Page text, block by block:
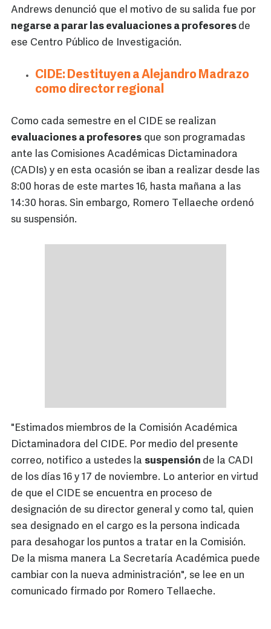
Andrews denunció que el motivo de su salida fue por
negarse a parar las evaluaciones a profesores de
ese Centro Público de Investigación.
CIDE: Destituyen a Alejandro Madrazo
como director regional
Como cada semestre en el CIDE se realizan
evaluaciones a profesores que son programadas
ante las Comisiones Académicas Dictaminadora
(CADIs) y en esta ocasión se iban a realizar desde las
8:00 horas de este martes 16, hasta mañana a las
14:30 horas. Sin embargo, Romero Tellaeche ordenó
su suspensión.
"Estimados miembros de la Comisión Académica
Dictaminadora del CIDE. Por medio del presente
correo, notifico a ustedes la suspensión de la CADI
de los días 16 y 17 de noviembre. Lo anterior en virtud
de que el CIDE se encuentra en proceso de
designación de su director general y como tal, quien
sea designado en el cargo es la persona indicada
para desahogar los puntos a tratar en la Comisión.
De la misma manera La Secretaría Académica puede
cambiar con la nueva administración", se lee en un
comunicado firmado por Romero Tellaeche.